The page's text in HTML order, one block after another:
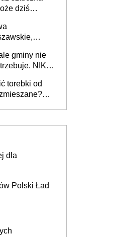
dziś
gminy nie
NIK
torebki od
dla
Polski Ład